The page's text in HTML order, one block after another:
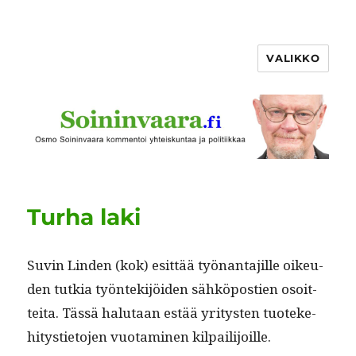
VALIKKO
Turha laki
Suvin Lin­den (kok) esit­tää työ­nan­ta­jille oikeu­
den tutkia työn­tek­i­jöi­den sähkö­postien osoit­
tei­ta. Tässä halu­taan estää yri­tys­ten tuoteke­
hi­tysti­eto­jen vuo­t­a­mi­nen kilpailijoille.